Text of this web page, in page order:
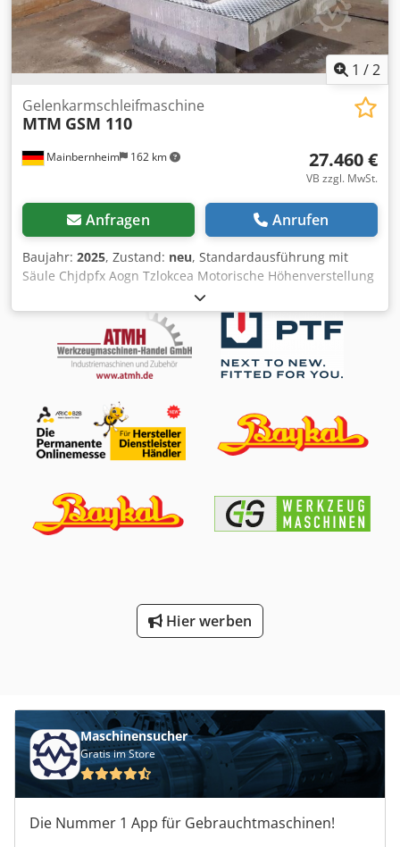
1 /2
Mainbernheim 162 km
Gelenkarmschleifmaschine
MTM GSM 110
27.460 €
VB zzgl. MwSt.
Anfragen Anrufen
Baujahr: 2025, Zustand: neu, Standardausführung mit
Säule Chjdpfx Aogn Tzlokcea Motorische Höhenverstellung
700 mm Gelenkarmlänge 2x 1.100 mm Höhenverstellung
der Schleifspindel 130 mm Schleifmotor 5,5 kW inklusive
folgender Optionen: + Drehzahlregelung, Spindeldrehzahl
ca. 250 – 1.000 min-1 + pneumatische
Schleifdruckunterstützung + Faltenbalgabdeckung für
Montageschablone Schleifwerkzeuge optional verfügbar
Mehr Informationen anfordern
Hier werben
Maschinensucher
Gratis im Store
Die Nummer 1 App für Gebrauchtmaschinen!